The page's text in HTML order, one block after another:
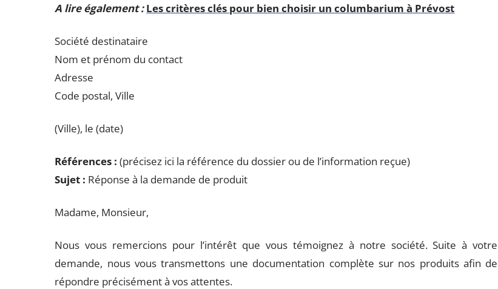
A lire également : Les critères clés pour bien choisir un columbarium à Prévost
Société destinataire
Nom et prénom du contact
Adresse
Code postal, Ville
(Ville), le (date)
Références : (précisez ici la référence du dossier ou de l’information reçue)
Sujet : Réponse à la demande de produit
Madame, Monsieur,
Nous vous remercions pour l’intérêt que vous témoignez à notre société. Suite à votre
demande, nous vous transmettons une documentation complète sur nos produits afin de
répondre précisément à vos attentes.